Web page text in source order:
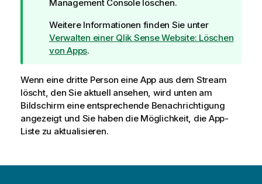
i
p
h
i
w
e
i
s
Management Consolelöschen.
Weitere Informationen finden Sie unter
Verwalten einer Qlik Sense Website: Löschen
von Apps.
Wenn eine dritte Person eine App aus dem Stream
löscht, den Sie aktuell ansehen, wird unten am
Bildschirm eine entsprechende Benachrichtigung
angezeigt und Sie haben die Möglichkeit, die App-
Liste zu aktualisieren.